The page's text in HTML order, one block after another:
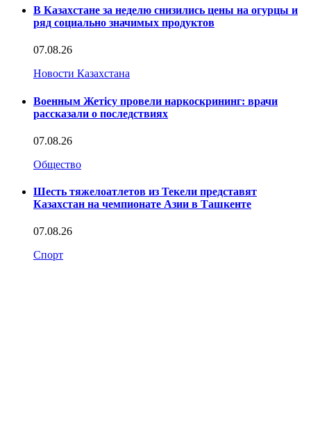
В Казахстане за неделю снизились цены на огурцы и
ряд социально значимых продуктов
07.08.26
Новости Казахстана
Военным Жетісу провели наркоскрининг: врачи
рассказали о последствиях
07.08.26
Общество
Шесть тяжелоатлетов из Текели представят
Казахстан на чемпионате Азии в Ташкенте
07.08.26
Спорт